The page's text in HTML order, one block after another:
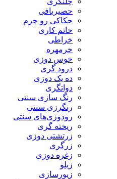
حصیربافی
حکاکی رو چرم
خاتم کاری
خراطی
خرمهره
خوس دوزی
درود گری
ده یک دوزی
دواتگری
رنگ سازی سنتی
رنگرزی سنتی
رودوزی‌های سنتی
ریخته گری
زرتشتی دوزی
زرگری
زغره دوزی
زیلو
زیورسازی